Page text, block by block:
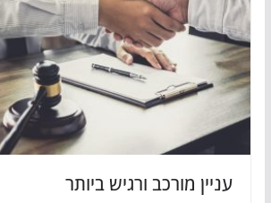
עניין מורכב ורגיש ביותר